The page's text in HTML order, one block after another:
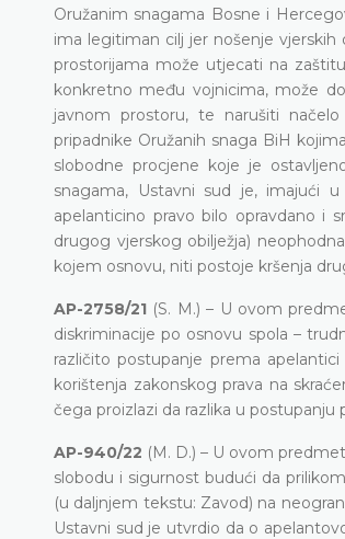
Oružanim snagama Bosne i
ima legitiman cilj jer nošenje vjerskih
prostorijama može utjecati na
konkretno među vojnicima, može
javnom prostoru, te narušiti
pripadnike Oružanih snaga BiH
slobodne procjene koje je
snagama, Ustavni sud je, imajući
apelanticino pravo bilo opravdano i
drugog vjerskog obilježja)
kojem osnovu, niti postoje kršenja
AP-2758/21 (S. M.) – U ovom
diskriminacije po osnovu spola –
različito postupanje prema
korištenja zakonskog prava na
čega proizlazi da razlika u postupanju
AP-940/22 (M. D.) – U ovom
slobodu i sigurnost budući da
(u daljnjem tekstu: Zavod) na
Ustavni sud je utvrdio da o